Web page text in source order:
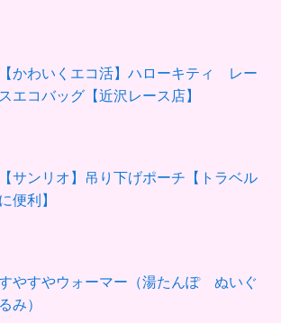
【かわいくエコ活】ハローキティ レー
スエコバッグ【近沢レース店】
【サンリオ】吊り下げポーチ【トラベル
に便利】
やすやウォーマー（湯たんぽ ぬいぐ
るみ）